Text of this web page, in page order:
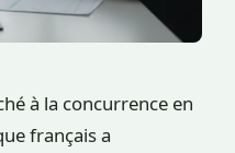
à la concurrence en
français a